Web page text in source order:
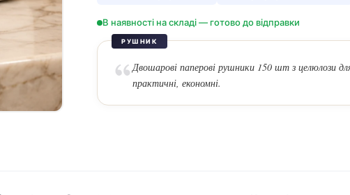
В наявності на складі — готово до відправки
РУШНИК
Двошарові паперові рушники 150 шт з целюлози для
практичні, економні.